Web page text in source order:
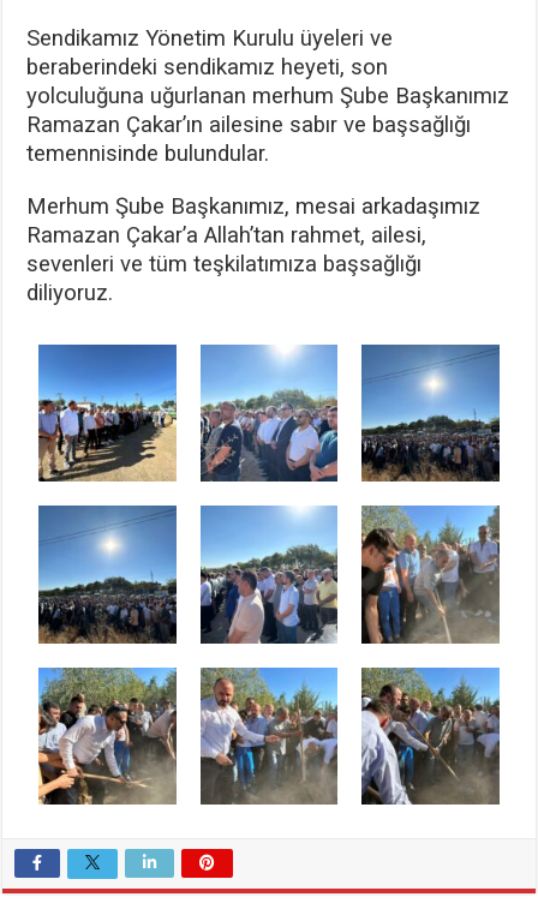
Sendikamız Yönetim Kurulu üyeleri ve
beraberindeki sendikamız heyeti, son
yolculuğuna uğurlanan merhum Şube Başkanımız
Ramazan Çakar’ın ailesine sabır ve başsağlığı
temennisinde bulundular.
Merhum Şube Başkanımız, mesai arkadaşımız
Ramazan Çakar’a Allah’tan rahmet, ailesi,
sevenleri ve tüm teşkilatımıza başsağlığı
diliyoruz.